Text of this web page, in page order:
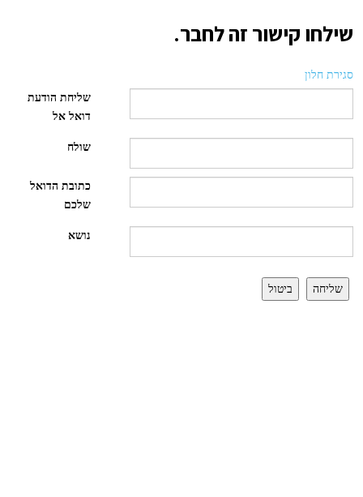
שילחו קישור זה לחבר.
סגירת חלון
שליחת הודעת
דואל אל
שולח
כתובת הדואל
שלכם
נושא
שליחה ביטול